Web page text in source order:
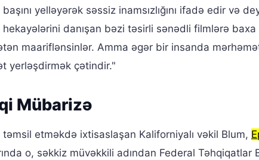
yelləyərək səssiz inamsızlığını ifadə edir və
danışan bəzi təsirli sənədli filmlərə
maariflənsinlər. Amma əgər bir insanda
yerləşdirmək çətindir."
Mübarizə
etməkdə ixtisaslaşan Kaliforniyalı vəkil Blum,
o, səkkiz müvəkkili adından Federal Təhqiqatlar